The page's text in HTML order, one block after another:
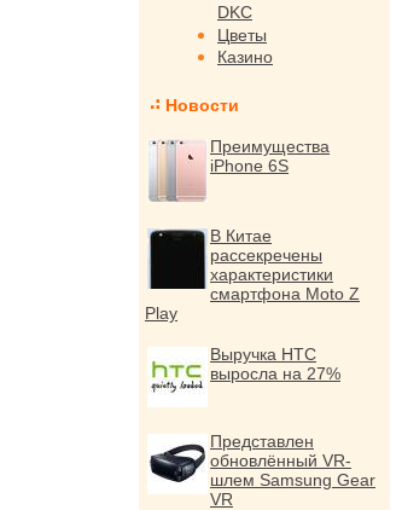
DKC
Цветы
Казино
Новости
Преимущества
iPhone 6S
В Китае
рассекречены
характеристики
смартфона Moto Z
Play
Выручка HTC
выросла на 27%
Представлен
обновлённый VR-
шлем Samsung Gear
VR